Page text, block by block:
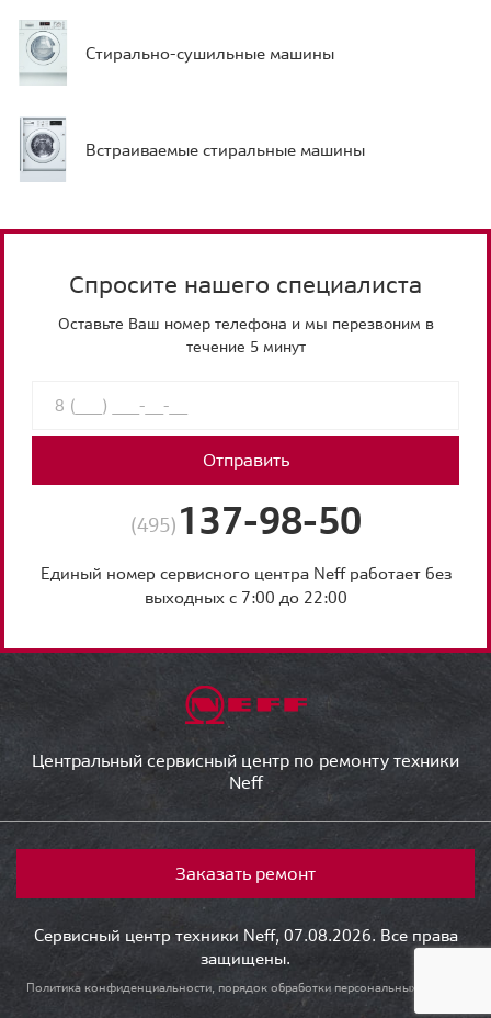
Стирально-сушильные машины
Встраиваемые стиральные машины
Спросите нашего специалиста
Оставьте Ваш номер телефона и мы перезвоним в
течение 5 минут
Отправить
(495) 137-98-50
Единый номер сервисного центра Neff работает без
выходных с 7:00 до 22:00
Центральный сервисный центр по ремонту техники
Neff
Заказать ремонт
Сервисный центр техники Neff, 07.08.2026. Все права
защищены.
Политика конфиденциальности, порядок обработки персональных данных